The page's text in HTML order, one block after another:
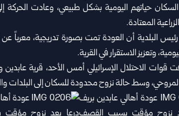
حياتهم اليومية بشكل طبيعي، وعادت الحركة
المعتادة.
البلدية أن العودة تمت بصورة تدريجية، معرباً عن
وتعزيز الاستقرار في القرية.
قوات الاحتلال الإسرائيلي أمس الأحد، قرية
وسط حالة نزوح محدودة للسكان إلى البلدات